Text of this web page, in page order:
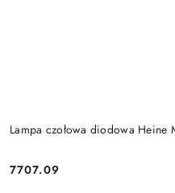
Lampa czołowa diodowa Heine
Cena:
7707.09